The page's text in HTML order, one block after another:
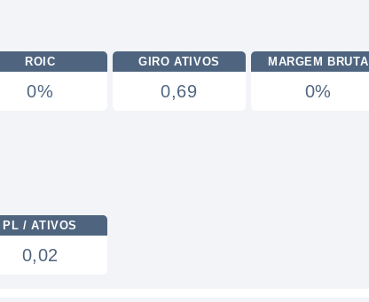
ROIC
0%
GIRO ATIVOS
0,69
MARGEM BRUTA
0%
PL / ATIVOS
0,02